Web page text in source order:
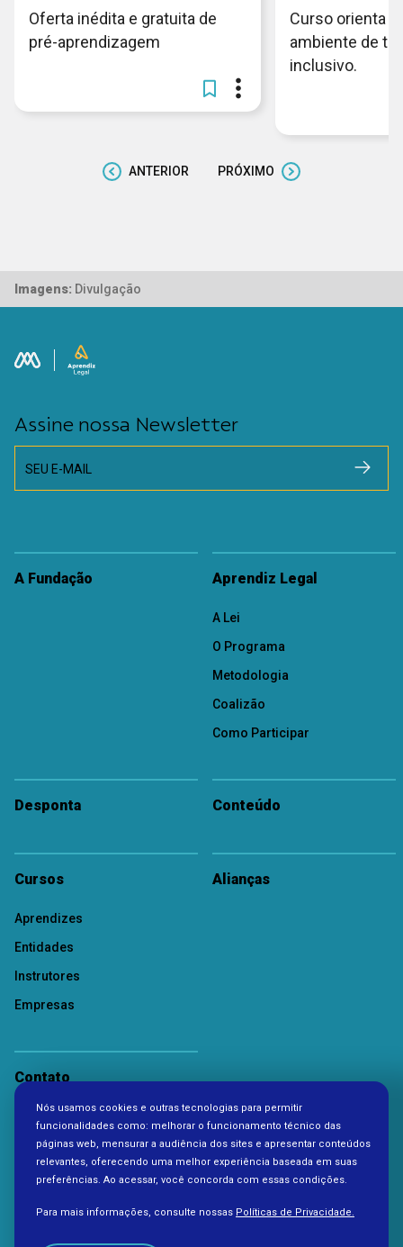
Oferta inédita e gratuita de
pré-aprendizagem
Curso orienta
ambiente de
inclusivo.
ANTERIOR PRÓXIMO
Imagens: Divulgação
Assine nossa Newsletter
SEU E-MAIL
A Fundação Aprendiz Legal
A Lei
O Programa
Metodologia
Coalizão
Como Participar
Desponta Conteúdo
Cursos
Aprendizes
Entidades
Instrutores
Empresas
Alianças
Contato
Nós usamos cookies e outras tecnologias para permitir
funcionalidades como: melhorar o funcionamento técnico das
páginas web, mensurar a audiência dos sites e apresentar conteúdos
relevantes, oferecendo uma melhor experiência baseada em suas
preferências. Ao acessar, você concorda com essas condições.
Para mais informações, consulte nossas Políticas de Privacidade.